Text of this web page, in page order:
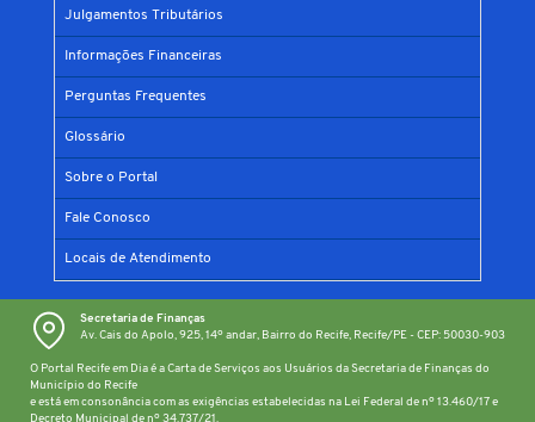
Julgamentos Tributários
Informações Financeiras
Perguntas Frequentes
Glossário
Sobre o Portal
Fale Conosco
Locais de Atendimento
Secretaria de Finanças
Av. Cais do Apolo, 925, 14º andar, Bairro do Recife, Recife/PE - CEP: 50030-903
O Portal Recife em Dia é a Carta de Serviços aos Usuários da Secretaria de Finanças do
Município do Recife
e está em consonância com as exigências estabelecidas na Lei Federal de nº 13.460/17 e
Decreto Municipal de nº 34.737/21.